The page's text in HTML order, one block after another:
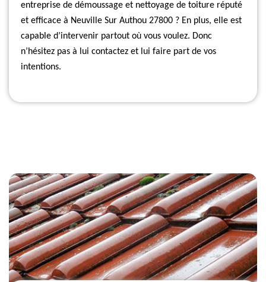
entreprise de démoussage et nettoyage de toiture réputé
et efficace à Neuville Sur Authou 27800 ? En plus, elle est
capable d’intervenir partout où vous voulez. Donc
n’hésitez pas à lui contactez et lui faire part de vos
intentions.